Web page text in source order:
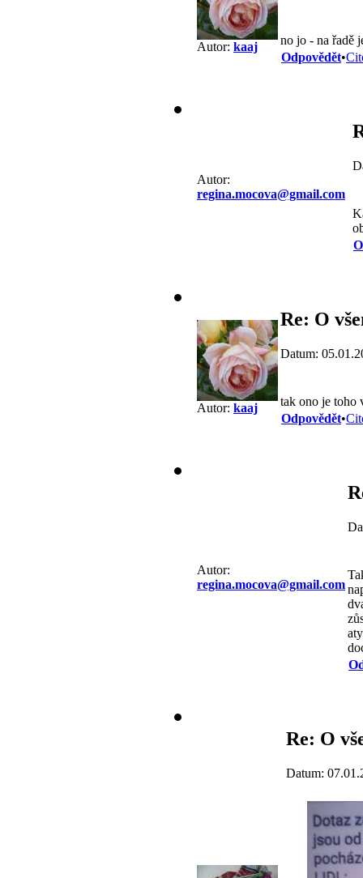
Autor: kaaj
no jo - na řadě
Odpovědět•
Autor:
regina.mocova@gmail.com
Autor: kaaj
Re: O
Datum:
tak ono je toho
Odpovědět•
Autor:
regina.mocova@gmail.com
Re: O
Datum: